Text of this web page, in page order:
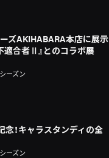
ズAKIHABARA本店に展示
適合者Ⅱ』とのコラボ展
ーズン
！キャラスタンディの全
ーズン